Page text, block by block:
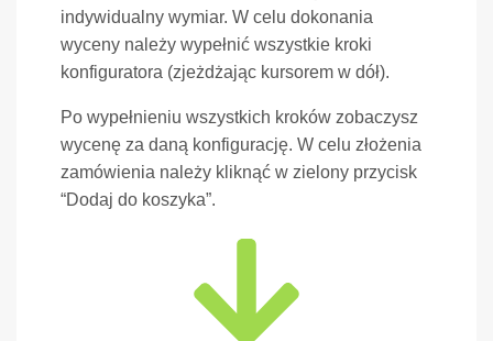
indywidualny wymiar. W celu dokonania
wyceny należy wypełnić wszystkie kroki
konfiguratora (zjeżdżając kursorem w dół).
Po wypełnieniu wszystkich kroków zobaczysz
wycenę za daną konfigurację. W celu złożenia
zamówienia należy kliknąć w zielony przycisk
“Dodaj do koszyka”.